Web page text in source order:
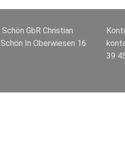
GbR Christian
In Oberwiesen 16
39